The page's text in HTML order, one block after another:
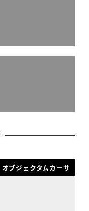
オブジェクタムカーサ